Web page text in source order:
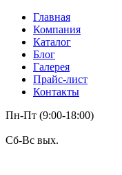
Главная
Компания
Каталог
Блог
Галерея
Прайс-лист
Контакты
Пн-Пт (9:00-18:00)
Сб-Вс вых.